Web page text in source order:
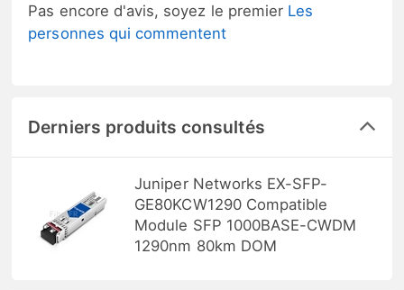
Pas encore d'avis, soyez le premier Les
personnes qui commentent
Derniers produits consultés
Juniper Networks EX-SFP-
GE80KCW1290 Compatible
Module SFP 1000BASE-CWDM
1290nm 80km DOM